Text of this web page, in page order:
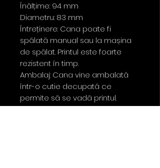
Înălțime: 94 mm
Diametru: 83 mm
Întreținere: Cana poate fi
spălată manual sau la mașina
de spălat. Printul este foarte
rezistent în timp.
Ambalaj: Cana vine ambalată
într-o cutie decupată ce
permite să se vadă printul.